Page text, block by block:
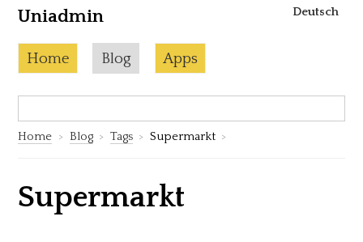
Uniadmin Deutsch
Skip to content
Home Current page:
Blog Apps
Home Blog Tags Supermarkt
Supermarkt